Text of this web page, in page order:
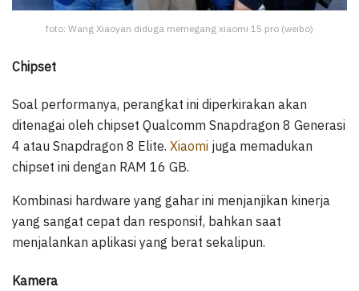
foto: Wang Xiaoyan diduga memegang xiaomi 15 pro (weibo)
Chipset
Soal performanya, perangkat ini diperkirakan akan
ditenagai oleh chipset Qualcomm Snapdragon 8 Generasi
4 atau Snapdragon 8 Elite. Xiaomi juga memadukan
chipset ini dengan RAM 16 GB.
Kombinasi hardware yang gahar ini menjanjikan kinerja
yang sangat cepat dan responsif, bahkan saat
menjalankan aplikasi yang berat sekalipun.
Kamera